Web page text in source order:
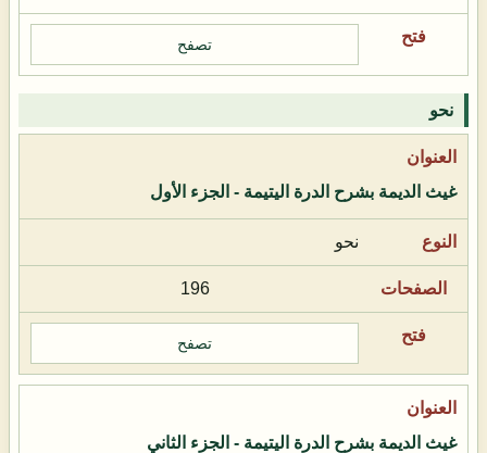
تصفح
نحو
غيث الديمة بشرح الدرة اليتيمة - الجزء الأول
نحو
196
تصفح
غيث الديمة بشرح الدرة اليتيمة - الجزء الثاني